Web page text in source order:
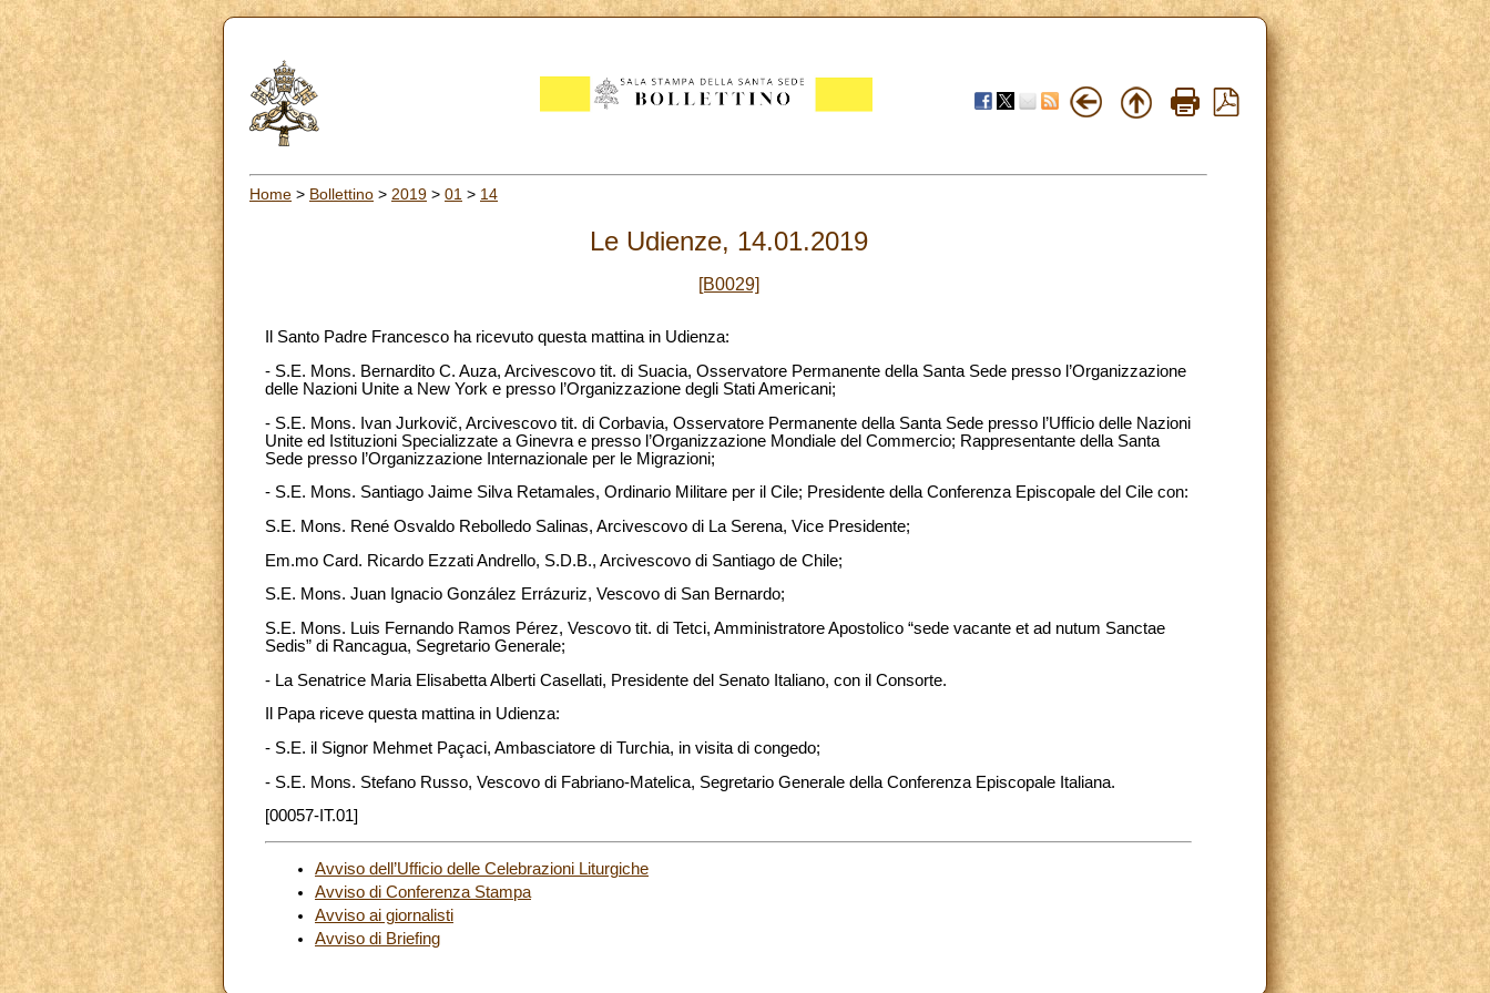
Home > Bollettino > 2019 > 01 > 14
Le Udienze, 14.01.2019
[B0029]
Il Santo Padre Francesco ha ricevuto questa mattina in Udienza:
- S.E. Mons. Bernardito C. Auza, Arcivescovo tit. di Suacia, Osservatore Permanente della Santa Sede presso l’Organizzazione
delle Nazioni Unite a New York e presso l’Organizzazione degli Stati Americani;
- S.E. Mons. Ivan Jurkovič, Arcivescovo tit. di Corbavia, Osservatore Permanente della Santa Sede presso l’Ufficio delle Nazioni
Unite ed Istituzioni Specializzate a Ginevra e presso l’Organizzazione Mondiale del Commercio; Rappresentante della Santa
Sede presso l’Organizzazione Internazionale per le Migrazioni;
- S.E. Mons. Santiago Jaime Silva Retamales, Ordinario Militare per il Cile; Presidente della Conferenza Episcopale del Cile con:
S.E. Mons. René Osvaldo Rebolledo Salinas, Arcivescovo di La Serena, Vice Presidente;
Em.mo Card. Ricardo Ezzati Andrello, S.D.B., Arcivescovo di Santiago de Chile;
S.E. Mons. Juan Ignacio González Errázuriz, Vescovo di San Bernardo;
S.E. Mons. Luis Fernando Ramos Pérez, Vescovo tit. di Tetci, Amministratore Apostolico “sede vacante et ad nutum Sanctae
Sedis” di Rancagua, Segretario Generale;
- La Senatrice Maria Elisabetta Alberti Casellati, Presidente del Senato Italiano, con il Consorte.
Il Papa riceve questa mattina in Udienza:
- S.E. il Signor Mehmet Paçaci, Ambasciatore di Turchia, in visita di congedo;
- S.E. Mons. Stefano Russo, Vescovo di Fabriano-Matelica, Segretario Generale della Conferenza Episcopale Italiana.
[00057-IT.01]
Avviso dell’Ufficio delle Celebrazioni Liturgiche
Avviso di Conferenza Stampa
Avviso ai giornalisti
Avviso di Briefing